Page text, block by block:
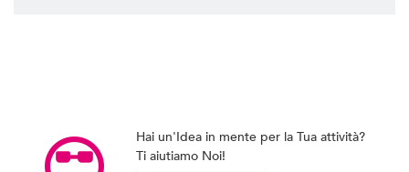
Hai un'Idea in mente per la Tua attività?
Ti aiutiamo Noi!